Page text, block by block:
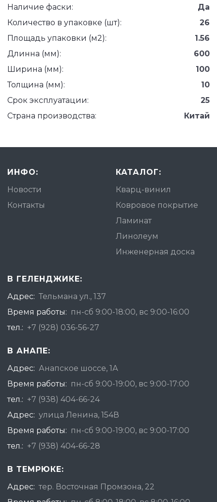
Наличие фаски:
Да
Количество в упаковке (шт):
26
Площадь упаковки (м2):
1.56
Длинна (мм):
600
Ширина (мм):
100
Толщина (мм):
10
Срок эксплуатации:
25
Страна производства:
Китай
ИНФО:
Новости
Контакты
КАТАЛОГ:
Кварц-винил
Ковровое покрытие
Ламинат
Линолеум
Инженерная доска
В ГЕЛЕНДЖИКЕ:
Адрес: Тельмана ул., 137
Время работы: пн-сб 9:00-18:00, вс 9:00-16:00
тел.: +7 (928) 036-56-27
В АНАПЕ:
Адрес: Анапское шоссе, 1А
Время работы: пн-сб 9:00-19:00, вс 9:00-17:00
тел.: +7 (938) 404-66-24
Адрес: улица Ленина, 154В
Время работы: пн-сб 9:00-19:00, вс 9:00-17:00
тел.: +7 (938) 404-66-28
В ТЕМРЮКЕ:
Адрес: тер. Восточная Промзона, 22